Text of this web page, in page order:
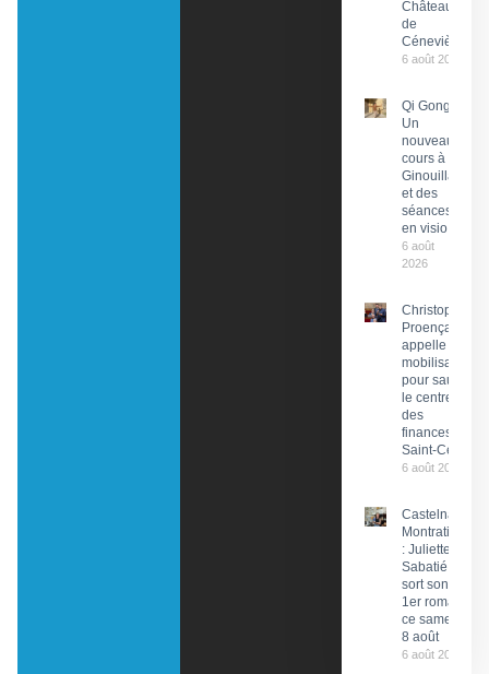
Château
de
Cénevières
6 août 2026
Qi Gong :
Un
nouveau
cours à
Ginouillac
et des
séances
en visio
6 août
2026
Christophe
Proença
appelle à la
mobilisation
pour sauver
le centre
des
finances de
Saint-Céré
6 août 2026
Castelnau-
Montratier
: Juliette
Sabatié
sort son
1er roman
ce samedi
8 août
6 août 2026